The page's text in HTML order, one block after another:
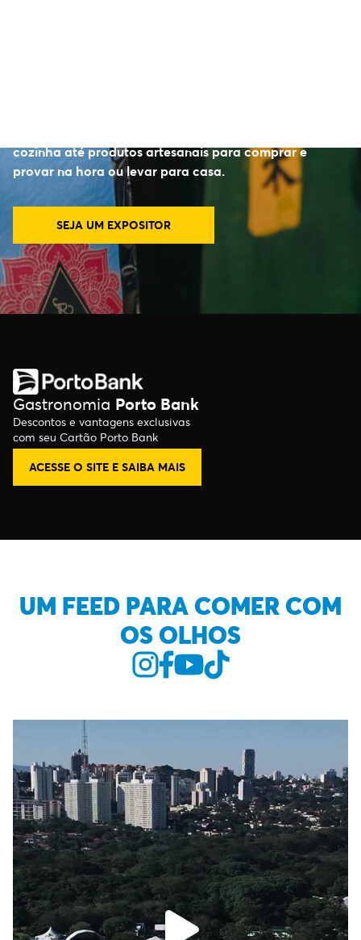
cozinha até produtos artesanais para comprar e
provar na hora ou levar para casa.
SEJA UM EXPOSITOR
Gastronomia Porto Bank
Descontos e vantagens exclusivas
com seu Cartão Porto Bank
ACESSE O SITE E SAIBA MAIS
UM FEED PARA COMER COM
OS OLHOS